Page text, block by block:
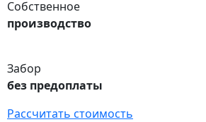
Собственное
производство
Забор
без предоплаты
Рассчитать стоимость